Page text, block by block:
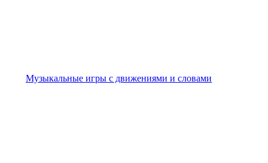
Музыкальные игры с движениями и словами